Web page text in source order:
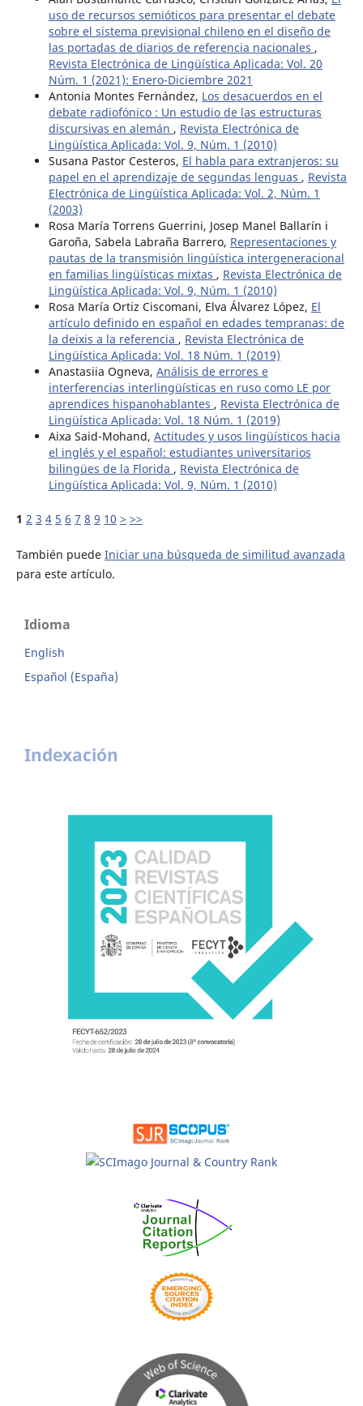
uso de recursos semióticos para presentar el debate
sobre el sistema previsional chileno en el diseño de
las portadas de diarios de referencia nacionales ,
Revista Electrónica de Lingüística Aplicada: Vol. 20
Núm. 1 (2021): Enero-Diciembre 2021
Antonia Montes Fernández, Los desacuerdos en el
debate radiofónico : Un estudio de las estructuras
discursivas en alemán , Revista Electrónica de
Lingüística Aplicada: Vol. 9, Núm. 1 (2010)
Susana Pastor Cesteros, El habla para extranjeros: su
papel en el aprendizaje de segundas lenguas , Revista
Electrónica de Lingüística Aplicada: Vol. 2, Núm. 1
(2003)
Rosa María Torrens Guerrini, Josep Manel Ballarín i
Garoña, Sabela Labraña Barrero, Representaciones y
pautas de la transmisión lingúística intergeneracional
en familias lingüísticas mixtas , Revista Electrónica de
Lingüística Aplicada: Vol. 9, Núm. 1 (2010)
Rosa María Ortiz Ciscomani, Elva Álvarez López, El
artículo definido en español en edades tempranas: de
la deixis a la referencia , Revista Electrónica de
Lingüística Aplicada: Vol. 18 Núm. 1 (2019)
Anastasiia Ogneva, Análisis de errores e
interferencias interlingüísticas en ruso como LE por
aprendices hispanohablantes , Revista Electrónica de
Lingüística Aplicada: Vol. 18 Núm. 1 (2019)
Aixa Said-Mohand, Actitudes y usos lingüísticos hacia
el inglés y el español: estudiantes universitarios
bilingües de la Florida , Revista Electrónica de
Lingüística Aplicada: Vol. 9, Núm. 1 (2010)
1 2 3 4 5 6 7 8 9 10 > >>
También puede Iniciar una búsqueda de similitud avanzada
para este artículo.
Idioma
English
Español (España)
Indexación